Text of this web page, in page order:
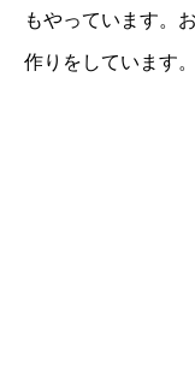
もやっています。
作りをしています